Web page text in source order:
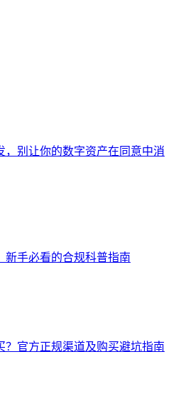
，别让你的数字资产在同意中消
新手必看的合规科普指南
？官方正规渠道及购买避坑指南